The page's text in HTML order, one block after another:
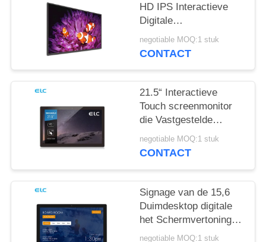
HD IPS Interactieve
Digitale
Vertoningsschermen
voor
negotiable MOQ:1 stuk
CONTACT
21.5“ Interactieve
Touch screenmonitor
die Vastgestelde
Hoogste Doos
aansluiten
negotiable MOQ:1 stuk
CONTACT
Signage van de 15,6
Duimdesktop digitale
het Schermvertoning
die LEIDENE Lichte
negotiable MOQ:1 stuk